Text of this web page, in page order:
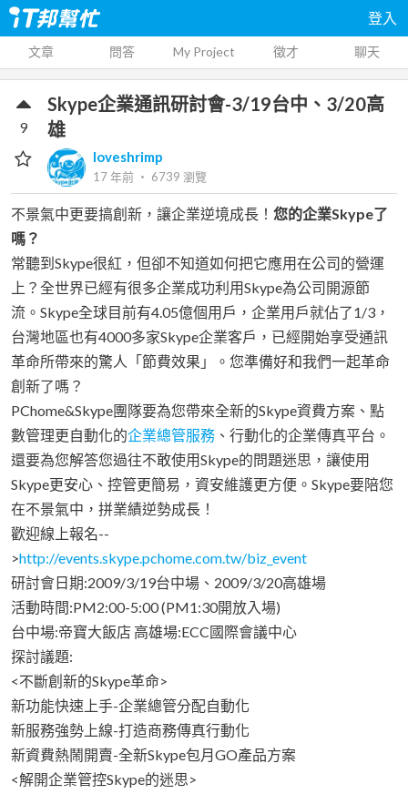
登入
文章 問答 My Project 徵才 聊天
Skype企業通訊研討會-3/19台中、3/20高
雄
loveshrimp
17 年前 ‧ 6739 瀏覽
9
不景氣中更要搞創新，讓企業逆境成長！ 您的企業Skype了
嗎？
常聽到Skype很紅，但卻不知道如何把它應用在公司的營運
上？全世界已經有很多企業成功利用Skype為公司開源節
流。Skype全球目前有4.05億個用戶，企業用戶就佔了1/3，
台灣地區也有4000多家Skype企業客戶，已經開始享受通訊
革命所帶來的驚人「節費效果」。您準備好和我們一起革命
創新了嗎？
PChome&Skype團隊要為您帶來全新的Skype資費方案、點
數管理更自動化的企業總管服務 、行動化的企業傳真平台。
還要為您解答您過往不敢使用Skype的問題迷思，讓使用
Skype更安心、控管更簡易，資安維護更方便。Skype要陪您
在不景氣中，拼業績逆勢成長！
歡迎線上報名--
>http://events.skype.pchome.com.tw/biz_event
研討會日期:2009/3/19台中場、2009/3/20高雄場
活動時間:PM2:00-5:00 (PM1:30開放入場)
台中場:帝寶大飯店 高雄場:ECC國際會議中心
探討議題:
<不斷創新的Skype革命>
新功能快速上手-企業總管分配自動化
新服務強勢上線-打造商務傳真行動化
新資費熱鬧開賣-全新Skype包月GO產品方案
<解開企業管控Skype的迷思>